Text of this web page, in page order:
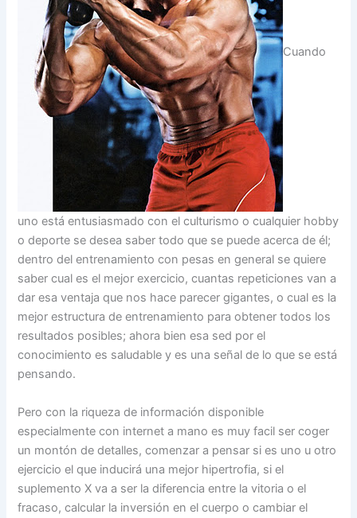
Cuando
uno está entusiasmado con el culturismo o cualquier hobby
o deporte se desea saber todo que se puede acerca de él;
dentro del entrenamiento con pesas en general se quiere
saber cual es el mejor exercicio, cuantas repeticiones van a
dar esa ventaja que nos hace parecer gigantes, o cual es la
mejor estructura de entrenamiento para obtener todos los
resultados posibles; ahora bien esa sed por el
conocimiento es saludable y es una señal de lo que se está
pensando.
Pero con la riqueza de información disponible
especialmente con internet a mano es muy facil ser coger
un montón de detalles, comenzar a pensar si es uno u otro
ejercicio el que inducirá una mejor hipertrofia, si el
suplemento X va a ser la diferencia entre la vitoria o el
fracaso, calcular la inversión en el cuerpo o cambiar el